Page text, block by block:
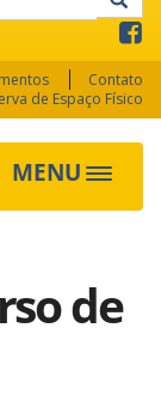
Contato
de Espaço Físico
MENU
Toggle
de